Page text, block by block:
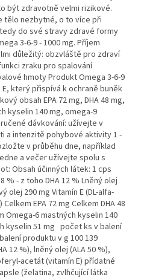
být zdravotně velmi rizikové.
tělo nezbytné, o to více při
do své stravy zdravé formy
3-6-9 - 1000 mg. Příjem
důležitý: obzvláště pro zdraví
zraku pro spalování
hmoty Produkt Omega 3-6-9
který přispívá k ochraně buněk
obsah EPA 72 mg, DHA 48 mg,
kyselin 140 mg, omega-9
dávkování: užívejte v
a intenzitě pohybové aktivity 1 -
v průběhu dne, například
a večer užívejte spolu s
Obsah účinných látek: 1 cps
% - z toho DHA 12 % Lněný olej
olej 290 mg Vitamín E (DL-alfa-
EPA 72 mg Celkem DHA 48
Omega-6 mastných kyselin 140
kyselin 51 mg počet ks v balení
produktu v g 100 139
12 %), lněný olej (ALA 50 %),
acetát (vitamín E) přídatné
(želatina, zvlhčující látka